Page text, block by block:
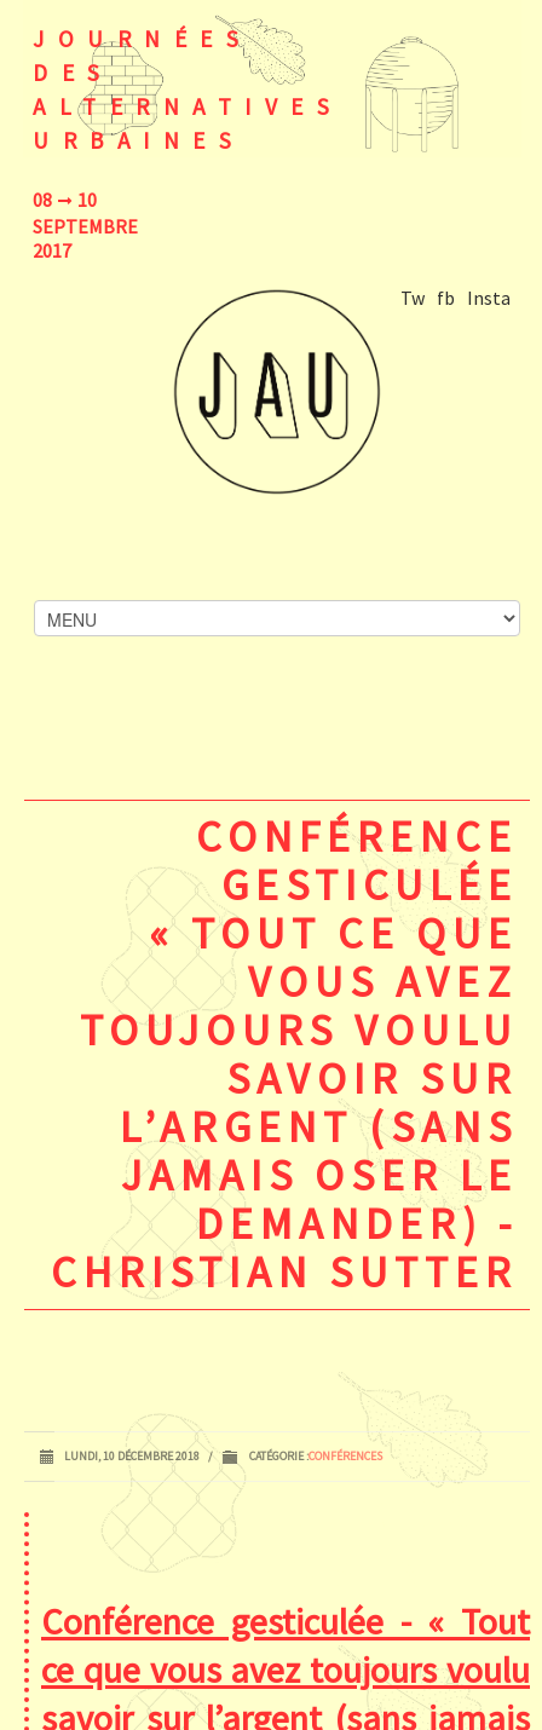
08
10
SEPTEMBRE
2017
JOURNÉES
DES
ALTERNATIVES
URBAINES
Tw fb Insta
CONFÉRENCE
GESTICULÉE
« TOUT CE QUE
VOUS AVEZ
TOUJOURS VOULU
SAVOIR SUR
L’ARGENT (SANS
JAMAIS OSER LE
DEMANDER) -
CHRISTIAN SUTTER
LUNDI, 10 DÉCEMBRE 2018 / CATÉGORIE :CONFÉRENCES
Conférence gesticulée - « Tout
ce que vous avez toujours voulu
savoir sur l’argent (sans jamais